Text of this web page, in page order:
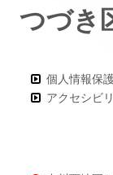
ー・
ン
テ
つづき
個人情報保
アクセシビ